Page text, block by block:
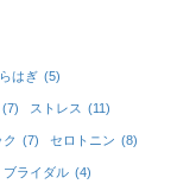
はぎ (5)
(7) ストレス (11)
(7) セロトニン (8)
ブライダル (4)